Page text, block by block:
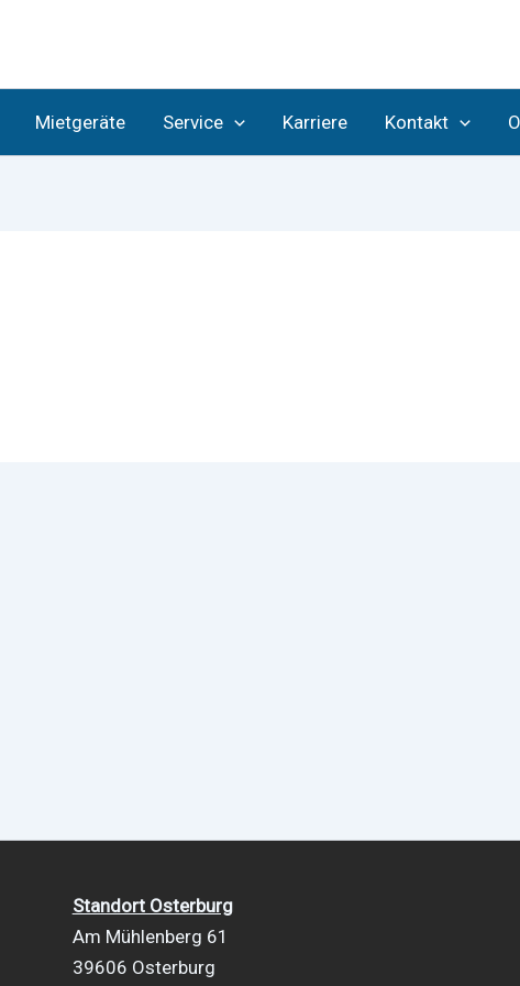
Mietgeräte Service Karriere Kontakt
Standort Osterburg
Am Mühlenberg 61
39606 Osterburg